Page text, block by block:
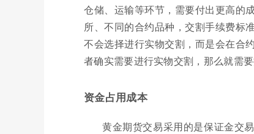
仓储、运输等环节，需要付出更高的
所、不同的合约品种，交割手续费标
不会选择进行实物交割，而是会在合
者确实需要进行实物交割，那么就需
资金占用成本
黄金期货交易采用的是保证金交